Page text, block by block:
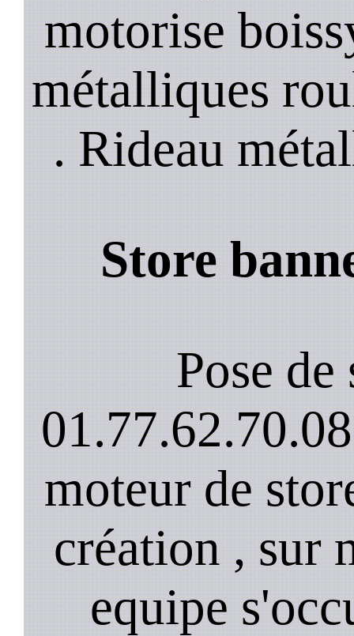
motorise
métalliques
. Rideau
Store
Pose de
moteur de
création , sur
equipe